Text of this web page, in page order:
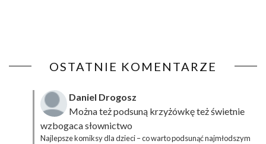
OSTATNIE KOMENTARZE
Daniel Drogosz
Można też podsuną krzyżówkęteż świetnie
wzbogaca słownictwo
Najlepsze komiksy dla dzieci – co warto podsunąć najmłodszym